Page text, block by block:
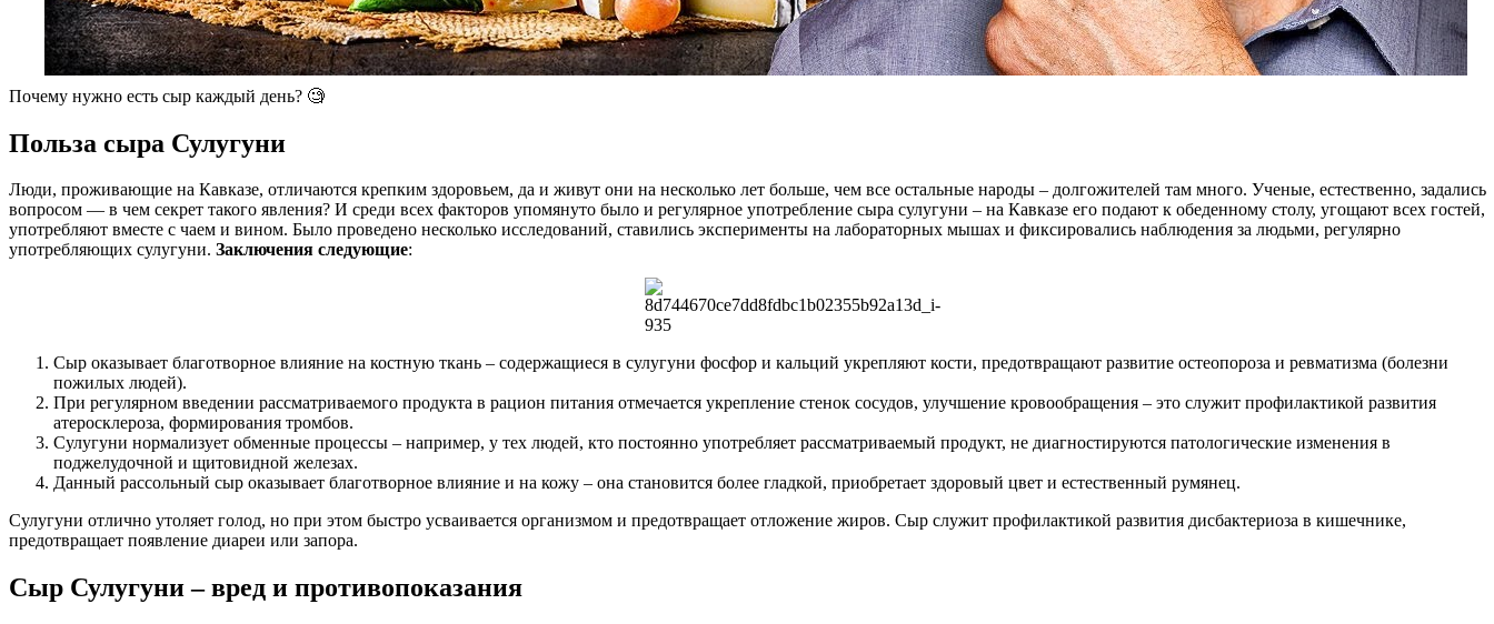
Почему нужно есть сыр каждый день? 🧐
Польза сыра Сулугуни
Люди, проживающие на Кавказе, отличаются крепким здоровьем, да и живут они на несколько лет больше, чем все остальные народы – долгожителей там много. Ученые, естественно, задались
вопросом — в чем секрет такого явления? И среди всех факторов упомянуто было и регулярное употребление сыра сулугуни – на Кавказе его подают к обеденному столу, угощают всех гостей,
употребляют вместе с чаем и вином. Было проведено несколько исследований, ставились эксперименты на лабораторных мышах и фиксировались наблюдения за людьми, регулярно
употребляющих сулугуни. Заключения следующие:
Сыр оказывает благотворное влияние на костную ткань – содержащиеся в сулугуни фосфор и кальций укрепляют кости, предотвращают развитие остеопороза и ревматизма (болезни
пожилых людей).
При регулярном введении рассматриваемого продукта в рацион питания отмечается укрепление стенок сосудов, улучшение кровообращения – это служит профилактикой развития
атеросклероза, формирования тромбов.
Сулугуни нормализует обменные процессы – например, у тех людей, кто постоянно употребляет рассматриваемый продукт, не диагностируются патологические изменения в
поджелудочной и щитовидной железах.
Данный рассольный сыр оказывает благотворное влияние и на кожу – она становится более гладкой, приобретает здоровый цвет и естественный румянец.
Сулугуни отлично утоляет голод, но при этом быстро усваивается организмом и предотвращает отложение жиров. Сыр служит профилактикой развития дисбактериоза в кишечнике,
предотвращает появление диареи или запора.
Сыр Сулугуни – вред и противопоказания